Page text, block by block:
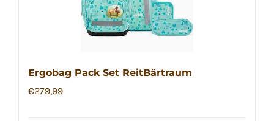
Ergobag Pack Set ReitBärtraum
€279,99